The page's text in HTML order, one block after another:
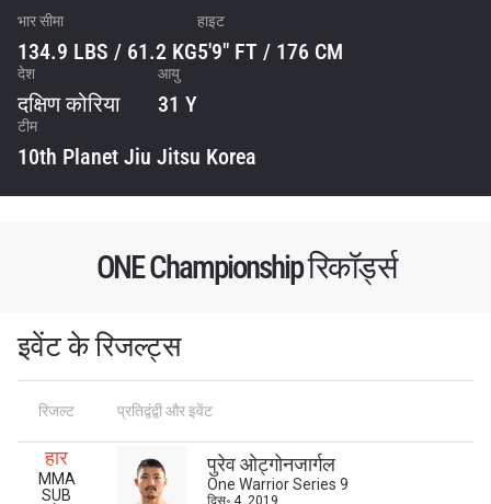
भार सीमा
134.9 LBS / 61.2 KG
हाइट
5'9" FT / 176 CM
देश
दक्षिण कोरिया
आयु
31 Y
टीम
10th Planet Jiu Jitsu Korea
ONE Championship रिकॉर्ड्स
इवेंट के रिजल्ट्स
रिजल्ट प्रतिद्वंद्वी और इवेंट
हार
MMA
SUB
पुरेव ओट्गोनजार्गल
One Warrior Series 9
दिस॰ 4, 2019
STAY IN THE KNOW
Take ONE Championship wherever you go! Sign up now
to gain access to latest news, unlock special offers